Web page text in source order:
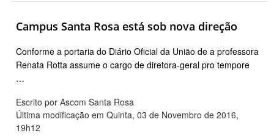
Campus Santa Rosa está sob nova direção
Conforme a portaria do Diário Oficial da União de a professora
Renata Rotta assume o cargo de diretora-geral pro tempore
…
Escrito por Ascom Santa Rosa
Última modificação em Quinta, 03 de Novembro de 2016,
19h12